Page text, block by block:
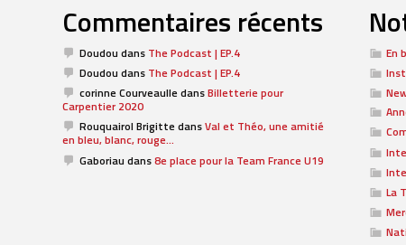
Commentaires récents
Doudou dans The Podcast | EP.4
Doudou dans The Podcast | EP.4
corinne CourveaulledansBilletterie pour
Carpentier 2020
Rouquairol BrigittedansVal et Théo, une amitié
en bleu, blanc, rouge…
Gaboriau dans8e place pour la Team France U19
En
La